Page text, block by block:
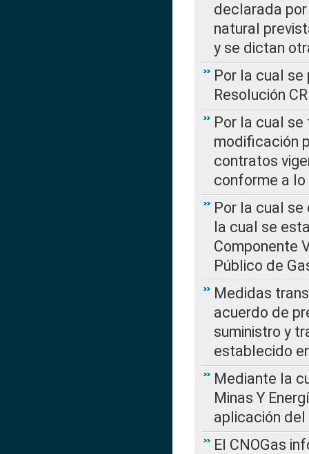
declarada
natural
y se dictan
Por la cual
Resolución
Por la cual
modificación
contratos
conforme a lo
Por la cual se
la cual se
Componente
Público de
Medidas
acuerdo de
suministro y
establecido
Mediante la
Minas Y
aplicación
El CNOGas